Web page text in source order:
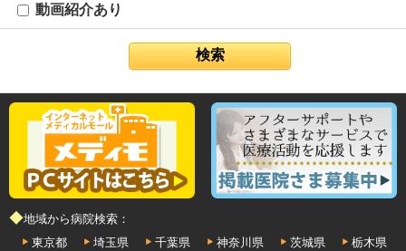
動画紹介あり
◆地域から病院検索：
東京都
埼玉県 千葉県 神奈川県 茨城県
栃木県